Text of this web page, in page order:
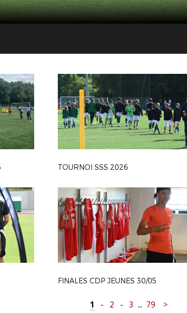
TOURNOI SSS 2026
FINALES CDP JEUNES 30/05
1 - 2 - 3 ... 79 >